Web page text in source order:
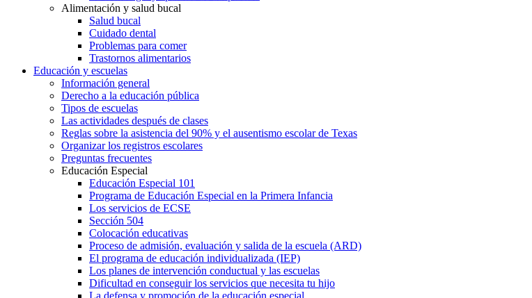
Alimentación y salud bucal
Salud bucal
Cuidado dental
Problemas para comer
Trastornos alimentarios
Educación y escuelas
Información general
Derecho a la educación pública
Tipos de escuelas
Las actividades después de clases
Reglas sobre la asistencia del 90% y el ausentismo escolar de Texas
Organizar los registros escolares
Preguntas frecuentes
Educación Especial
Educación Especial 101
Programa de Educación Especial en la Primera Infancia
Los servicios de ECSE
Sección 504
Colocación educativas
Proceso de admisión, evaluación y salida de la escuela (ARD)
El programa de educación individualizada (IEP)
Los planes de intervención conductual y las escuelas
Dificultad en conseguir los servicios que necesita tu hijo
La defensa y promoción de la educación especial